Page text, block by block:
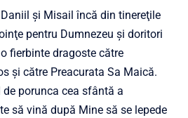
şi Misail încă din tinereţile
pentru Dumnezeu şi doritori
fierbinte dragoste către
şi către Preacurata Sa Maică.
de porunca cea sfântă a
să vină după Mine să se lepede